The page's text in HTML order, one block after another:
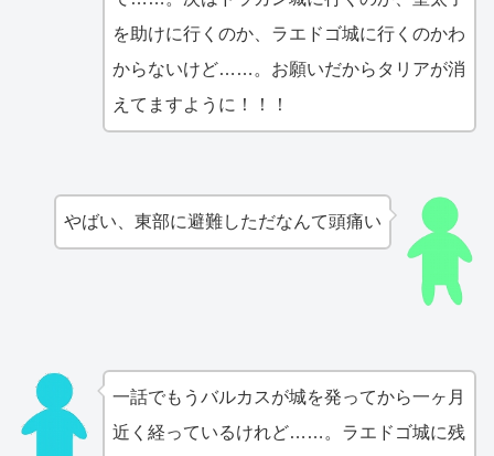
を助けに行くのか、ラエドゴ城に行くのかわ
からないけど……。お願いだからタリアが消
えてますように！！！
やばい、東部に避難しただなんて頭痛い
一話でもうバルカスが城を発ってから一ヶ月
近く経っているけれど……。ラエドゴ城に残